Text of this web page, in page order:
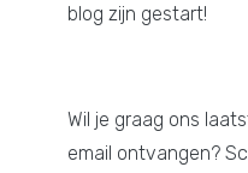
blog zijn gestart!
Wil je graag ons
email ontvangen?